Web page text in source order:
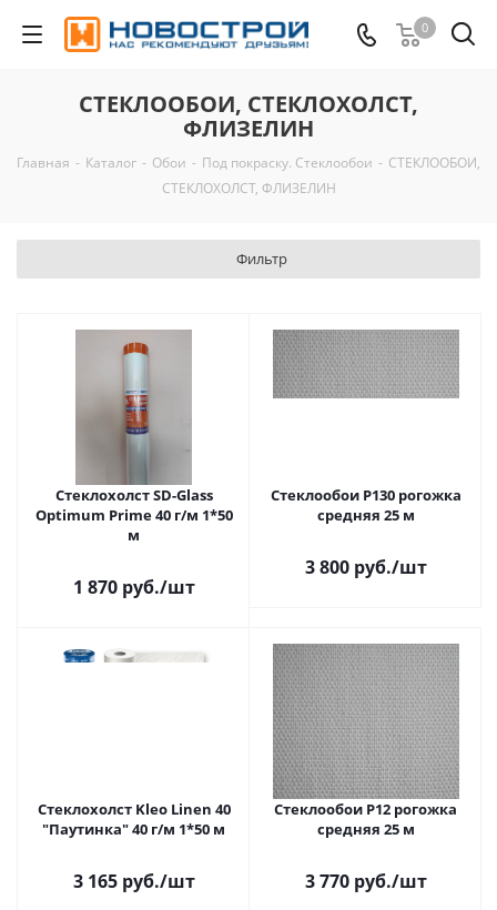
0
СТЕКЛООБОИ, СТЕКЛОХОЛСТ,
ФЛИЗЕЛИН
Главная - Каталог - Обои - Под покраску. Стеклообои - СТЕКЛООБОИ,
СТЕКЛОХОЛСТ, ФЛИЗЕЛИН
Фильтр
Стеклохолст SD-Glass
Optimum Prime 40 г/м 1*50
м
1 870 руб./шт
Стеклообои Р130 рогожка
средняя 25 м
3 800 руб./шт
Стеклохолст Kleo Linen 40
"Паутинка" 40 г/м 1*50 м
3 165 руб./шт
Стеклообои Р12 рогожка
средняя 25 м
3 770 руб./шт